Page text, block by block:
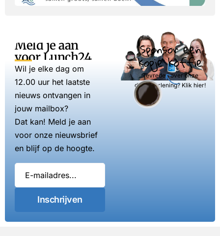
Meld je aan
voor Lunch24
Wil je elke dag om
12.00 uur het laatste
nieuws ontvangen in
jouw mailbox?
Dat kan! Meld je aan
voor onze nieuwsbrief
en blijf op de hoogte.
Inschrijven
Sponsor een
kopje koffie
Tevreden over onze
dienstverlening? Klik hier!